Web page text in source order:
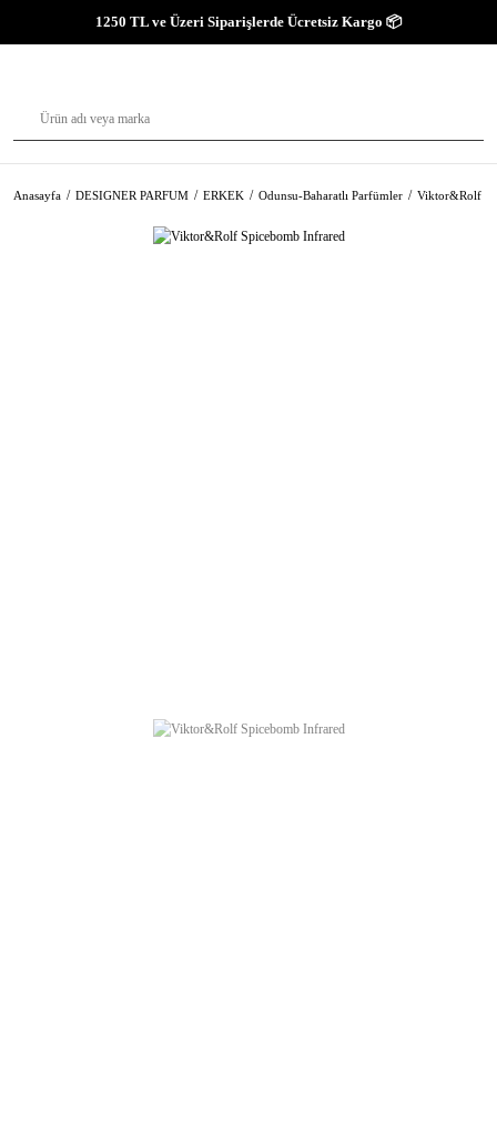
1250 TL ve Üzeri Siparişlerde Ücretsiz Kargo 📦
Anasayfa DESIGNER PARFUM ERKEK Odunsu-Baharatlı Parfümler Viktor&Rolf